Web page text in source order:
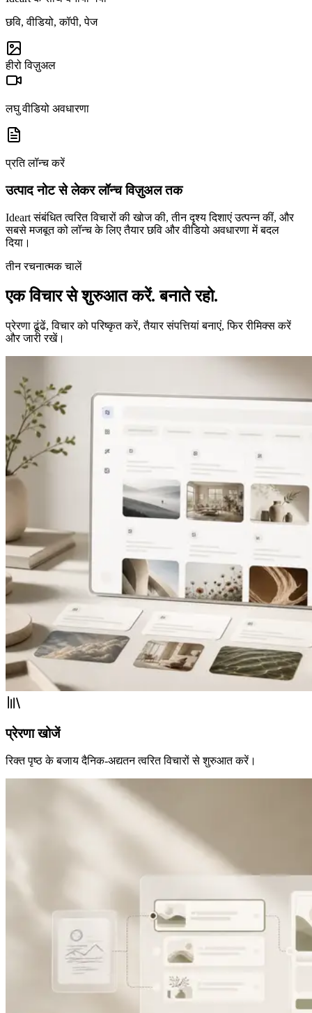
छवि, वीडियो, कॉपी, पेज
हीरो विज़ुअल
लघु वीडियो अवधारणा
प्रति लॉन्च करें
उत्पाद नोट से लेकर लॉन्च विज़ुअल तक
Ideart संबंधित त्वरित विचारों की खोज की, तीन दृश्य दिशाएं उत्पन्न कीं, और
सबसे मजबूत को लॉन्च के लिए तैयार छवि और वीडियो अवधारणा में बदल
दिया।
तीन रचनात्मक चालें
एक विचार से शुरुआत करें. बनाते रहो.
प्रेरणा ढूंढें, विचार को परिष्कृत करें, तैयार संपत्तियां बनाएं, फिर रीमिक्स करें
और जारी रखें।
प्रेरणा खोजें
रिक्त पृष्ठ के बजाय दैनिक-अद्यतन त्वरित विचारों से शुरुआत करें।